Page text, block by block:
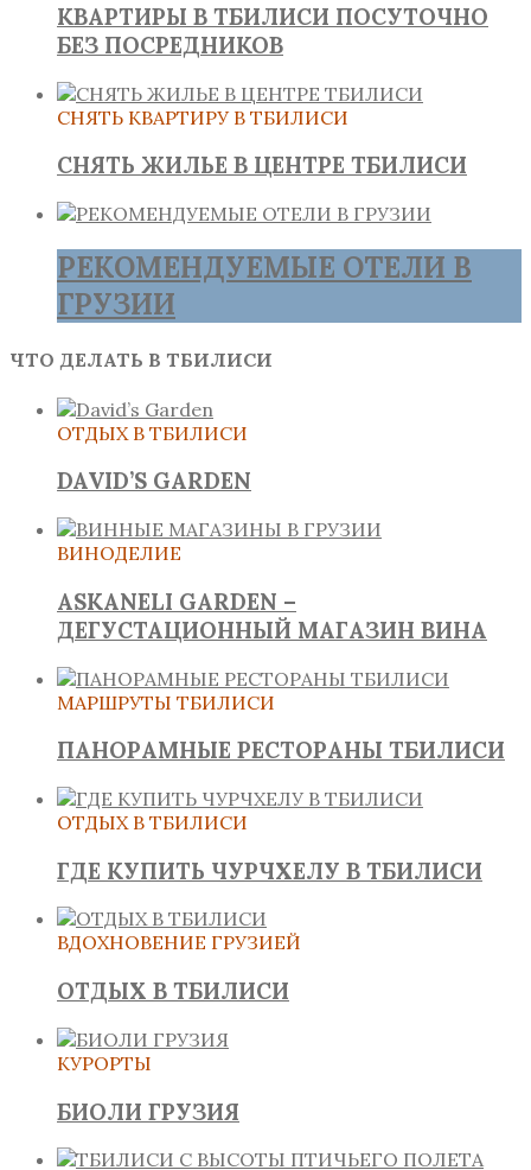
КВАРТИРЫ В ТБИЛИСИ ПОСУТОЧНО
БЕЗ ПОСРЕДНИКОВ
СНЯТЬ КВАРТИРУ В ТБИЛИСИ
СНЯТЬ ЖИЛЬЕ В ЦЕНТРЕ ТБИЛИСИ
РЕКОМЕНДУЕМЫЕ ОТЕЛИ В
ГРУЗИИ
ЧТО ДЕЛАТЬ В ТБИЛИСИ
ОТДЫХ В ТБИЛИСИ
DAVID’S GARDEN
ВИНОДЕЛИЕ
ASKANELI GARDEN –
ДЕГУСТАЦИОННЫЙ МАГАЗИН ВИНА
МАРШРУТЫ ТБИЛИСИ
ПАНОРАМНЫЕ РЕСТОРАНЫ ТБИЛИСИ
ОТДЫХ В ТБИЛИСИ
ГДЕ КУПИТЬ ЧУРЧХЕЛУ В ТБИЛИСИ
ВДОХНОВЕНИЕ ГРУЗИЕЙ
ОТДЫХ В ТБИЛИСИ
КУРОРТЫ
БИОЛИ ГРУЗИЯ